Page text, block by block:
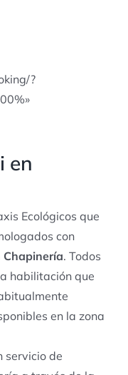
?
en
Ecológicos que
con
Chapinería. Todos
habilitación que
en la zona
servicio de